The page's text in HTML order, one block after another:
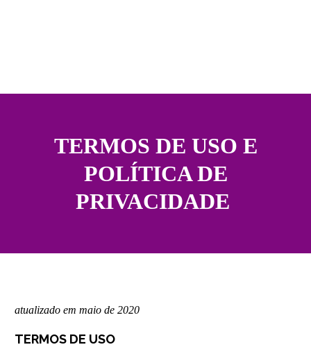
TERMOS DE USO E
POLÍTICA DE
PRIVACIDADE
atualizado em maio de 2020
TERMOS DE USO